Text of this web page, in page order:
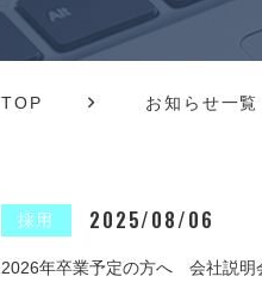
TOP お知らせ一覧
採用 2025/08/06
2026年卒業予定の方へ 会社説明